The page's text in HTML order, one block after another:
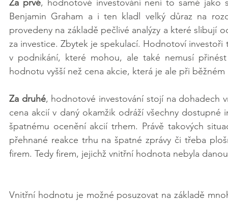
Za prvé, hodnotové investování není to samé jako
Benjamin Graham a i ten kladl velký důraz na
provedeny na základě pečlivé analýzy a které slibují
za investice. Zbytek je spekulací. Hodnotoví
v podnikání, které mohou, ale také nemusí
hodnotu vyšší než cena akcie, která je ale při
Za druhé, hodnotové investování stojí na dohadech
cena akcií v daný okamžik odráží všechny
špatnému ocenění akcií trhem. Právě takových
přehnané reakce trhu na špatné zprávy či třeba
firem. Tedy firem, jejichž vnitřní hodnota nebyla
Vnitřní hodnotu je možné posuzovat na základě